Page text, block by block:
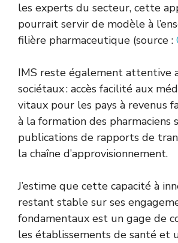
les experts du secteur, cette
pourrait servir de modèle à
filière pharmaceutique (source :
IMS reste également attentive
sociétaux : accès facilité aux
vitaux pour les pays à revenus
à la formation des pharmaciens
publications de rapports de
la chaîne d’approvisionnement.
J’estime que cette capacité à
restant stable sur ses
fondamentaux est un gage de
les établissements de santé et